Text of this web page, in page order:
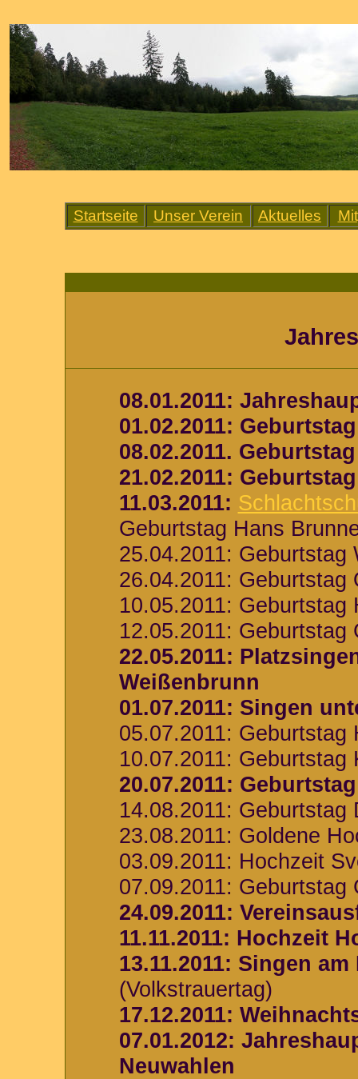
Startseite Unser Verein Aktuelles
08.01.2011:
01.02.2011:
08.02.2011.
21.02.2011:
11.03.2011:
Geburtstag Hans
25.04.2011: Geburtstag
26.04.2011: Geburtstag
10.05.2011: Geburtstag
12.05.2011: Geburtstag
22.05.2011:
Weißenbrunn
01.07.2011: Singen
05.07.2011: Geburtstag
10.07.2011: Geburtstag
20.07.2011:
14.08.2011: Geburtstag
23.08.2011: Goldene
03.09.2011: Hochzeit
07.09.2011: Geburtstag
24.09.2011:
11.11.2011: Hochzeit
13.11.2011: Singen
(Volkstrauertag)
17.12.2011:
07.01.2012:
Neuwahlen